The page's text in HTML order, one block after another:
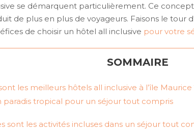
se démarquent particulièrement. Ce
de plus en plus de voyageurs. Faisons le tour
de choisir un hôtel all inclusive pour votre
SOMMAIRE
les meilleurs hôtels all inclusive à l’île Maurice
paradis tropical pour un séjour tout compris
sont les activités incluses dans un séjour tout